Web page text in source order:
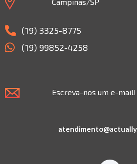
(19) 3325-8775
(19) 99852-4258
Escreva-nos um e-mail!